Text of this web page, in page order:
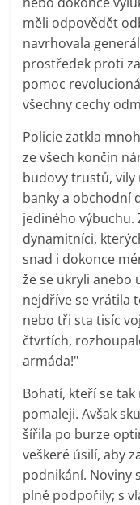
měli odpovědět
navrhovala
prostředek proti
pomoc
všechny cechy
Policie zatkla
ze všech končin
budovy trustů, vily
banky a obchodní
jediného výbuchu.
dynamitníci,
snad i dokonce
že se ukryli anebo
nejdříve se vrátila
nebo tři sta tisíc
čtvrtích,
armáda!"
Bohatí, kteří se
pomaleji. Avšak
šířila po burze
veškeré úsilí, aby
podnikání. Noviny
plně podpořily; s